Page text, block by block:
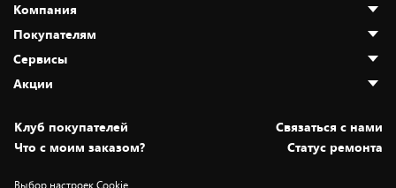
Компания
О нас
Адреса магазинов
Новости
Статьи и обзоры
Вакансии
Покупателям
Как сделать заказ
Оплата и доставка
Безналичный расчёт
Обмен и возврат товара
Сервисы
Установка техники
Для игровых консолей
Акции
Скидки и промокоды
Белорусские товары
Клуб покупателей
Cвязаться с нами
Что с моим заказом?
Статус ремонта
Выбор настроек Cookie